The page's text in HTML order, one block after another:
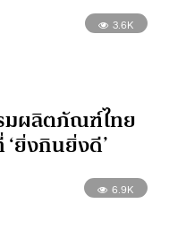
3.6K
มผลิตภัณฑ์ไทย
ยิ่งกินยิ่งดี’
6.9K